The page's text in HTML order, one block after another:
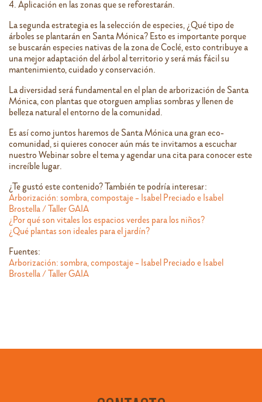
4. Aplicación en las zonas que se reforestarán.
La segunda estrategia es la selección de especies, ¿Qué tipo de
árboles se plantarán en Santa Mónica? Esto es importante porque
se buscarán especies nativas de la zona de Coclé, esto contribuye a
una mejor adaptación del árbol al territorio y será más fácil su
mantenimiento, cuidado y conservación.
La diversidad será fundamental en el plan de arborización de Santa
Mónica, con plantas que otorguen amplias sombras y llenen de
belleza natural el entorno de la comunidad.
Es así como juntos haremos de Santa Mónica una gran eco-
comunidad, si quieres conocer aún más te invitamos a escuchar
nuestro Webinar sobre el tema y agendar una cita para conocer este
increíble lugar.
¿Te gustó este contenido? También te podría interesar:
Arborización: sombra, compostaje – Isabel Preciado e Isabel
Brostella / Taller GAIA
¿Por qué son vitales los espacios verdes para los niños?
¿Qué plantas son ideales para el jardín?
Fuentes:
Arborización: sombra, compostaje – Isabel Preciado e Isabel
Brostella / Taller GAIA